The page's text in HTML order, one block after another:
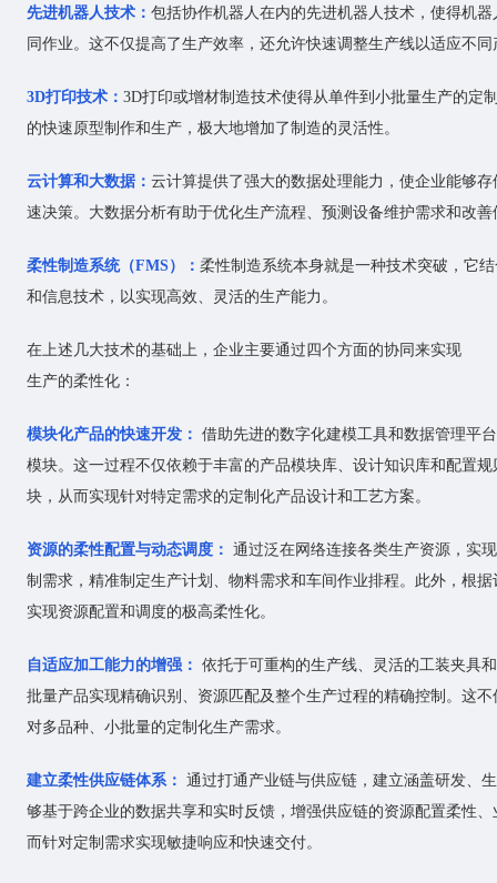
先进机器人技术： 包括协作机器人在内的先进机器人技术，使得机
同作业。这不仅提高了生产效率，还允许快速调整生产线以适应不
3D打印技术： 3D打印或增材制造技术使得从单件到小批量生产的定
的快速原型制作和生产，极大地增加了制造的灵活性。
云计算和大数据： 云计算提供了强大的数据处理能力，使企业能够
速决策。大数据分析有助于优化生产流程、预测设备维护需求和改
柔性制造系统（FMS）： 柔性制造系统本身就是一种技术突破，它
和信息技术，以实现高效、灵活的生产能力。
在上述几大技术的基础上，企业主要通过四个方面的协同来实现
生产的柔性化：
模块化产品的快速开发： 借助先进的数字化建模工具和数据管理平
模块。这一过程不仅依赖于丰富的产品模块库、设计知识库和配置
块，从而实现针对特定需求的定制化产品设计和工艺方案。
资源的柔性配置与动态调度： 通过泛在网络连接各类生产资源，实
制需求，精准制定生产计划、物料需求和车间作业排程。此外，根
实现资源配置和调度的极高柔性化。
自适应加工能力的增强： 依托于可重构的生产线、灵活的工装夹具
批量产品实现精确识别、资源匹配及整个生产过程的精确控制。这
对多品种、小批量的定制化生产需求。
建立柔性供应链体系： 通过打通产业链与供应链，建立涵盖研发、
够基于跨企业的数据共享和实时反馈，增强供应链的资源配置柔性
而针对定制需求实现敏捷响应和快速交付。